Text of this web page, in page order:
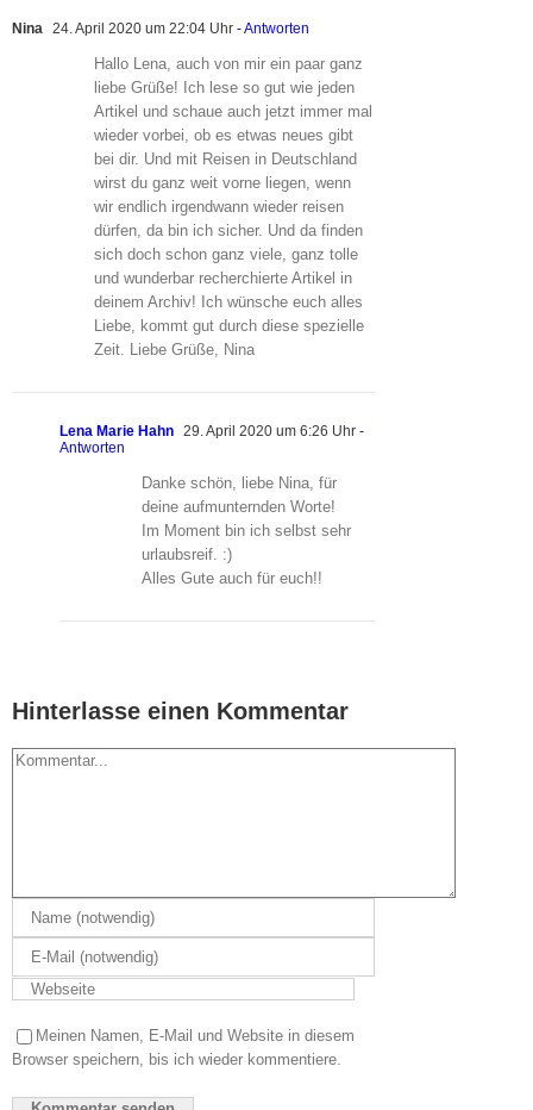
Nina 24. April 2020 um 22:04 Uhr - Antworten
Hallo Lena, auch von mir ein paar ganz
liebe Grüße! Ich lese so gut wie jeden
Artikel und schaue auch jetzt immer mal
wieder vorbei, ob es etwas neues gibt
bei dir. Und mit Reisen in Deutschland
wirst du ganz weit vorne liegen, wenn
wir endlich irgendwann wieder reisen
dürfen, da bin ich sicher. Und da finden
sich doch schon ganz viele, ganz tolle
und wunderbar recherchierte Artikel in
deinem Archiv! Ich wünsche euch alles
Liebe, kommt gut durch diese spezielle
Zeit. Liebe Grüße, Nina
Lena Marie Hahn 29. April 2020 um 6:26 Uhr -
Antworten
Danke schön, liebe Nina, für
deine aufmunternden Worte!
Im Moment bin ich selbst sehr
urlaubsreif. :)
Alles Gute auch für euch!!
Hinterlasse einen Kommentar
Kommentar
Meinen Namen, E-Mail und Website in diesem
Browser speichern, bis ich wieder kommentiere.